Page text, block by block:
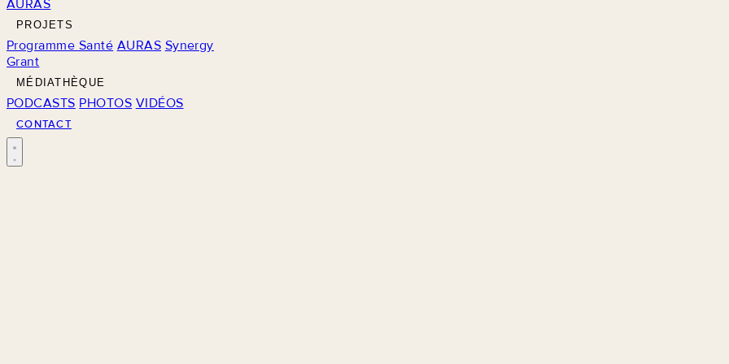
AURAS
PROJETS
Programme Santé AURAS Synergy
Grant
MÉDIATHÈQUE
PODCASTS PHOTOS VIDÉOS
CONTACT